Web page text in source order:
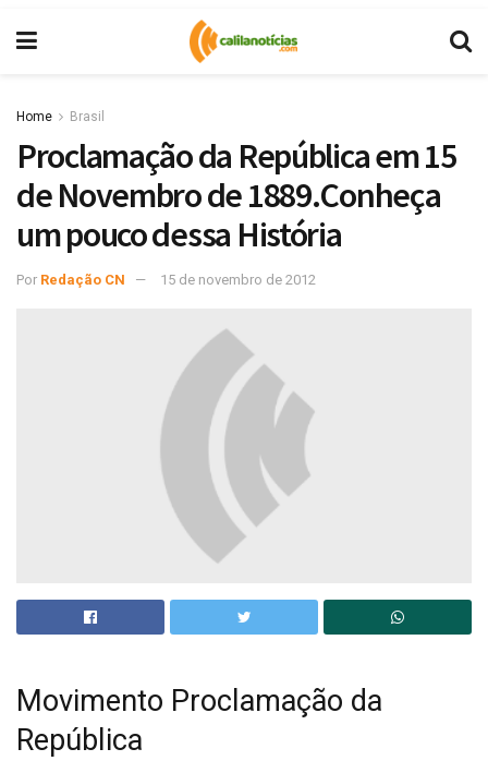
Home Brasil
Proclamação da República em 15
de Novembro de 1889.Conheça
um pouco dessa História
Por Redação CN 15 de novembro de 2012
Movimento Proclamação da
República